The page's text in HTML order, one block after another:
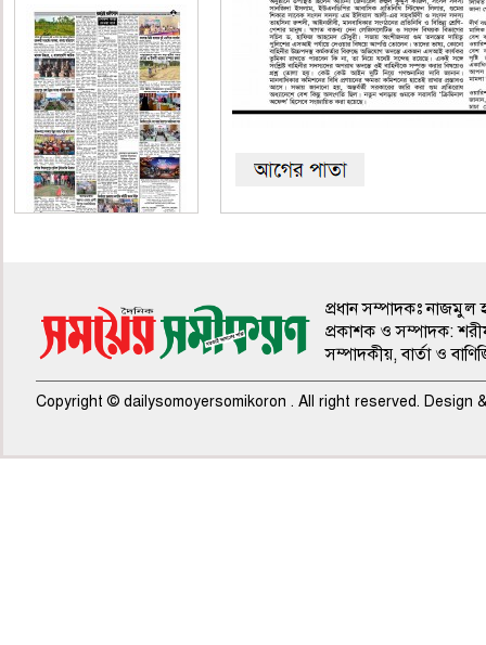
প্রধান সম্পাদকঃ নাজমুল
প্রকাশক ও সম্পাদক:
সম্পাদকীয়, বার্তা ও
Copyright © dailysomoyersomikoron . All right reserved. Design